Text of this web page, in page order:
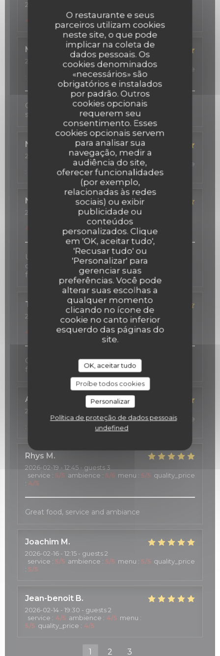
O restaurante e seus
parceiros utilizam cookies
neste site, o que pode
implicar na coleta de
dados pessoais. Os
cookies denominados
«necessários» são
obrigatórios e instalados
por padrão. Outros
cookies opcionais
requerem seu
consentimento. Esses
cookies opcionais servem
para analisar sua
navegação, medir a
audiência do site,
oferecer funcionalidades
(por exemplo,
relacionadas às redes
sociais) ou exibir
publicidade ou
conteúdos
personalizados. Clique
em 'OK, aceitar tudo',
'Recusar tudo' ou
'Personalizar' para
gerenciar suas
preferências. Você pode
alterar suas escolhas a
qualquer momento
clicando no ícone de
cookie no canto inferior
esquerdo das páginas do
site.
OK, aceitar tudo
Proíbe todos cookies
Personalizar
Política de proteção de dados pessoais
undefined
2026-03-20
ambience :5/5 menu:
4
quality_price:5/5
Michelle
2026-03-12
- 19:00 - guests 2
/5 ambience:5/5 menu: 5/5 quality_price
:
Cadre très agréable, beau décor, cuisine fine,
service professionnel et sympathique!
Nadeen
2026-02-24
- 19:30 - guests 4
ambience:5/5 menu:5/5
quality_price
:
Nathalie
2026-02-06
- 21:00 - guests 2
ambience:5/5 menu
4
quality_price:4/5
Une carte des vins d'exception, une cuisine
délicate inspirée au gré des saisons, et une salle
fort agréable.
TOSHIE
2026-02-23
- 19:00 - guests 2
/5 ambience: 5/5 menu:
4
quality_price:5/5
Good services, cozy atmosphere, and excellent
food.
Alwin
2026-02-21
service:5/5 ambience:5/5 menu:5/5 quality_price
:
Rhys M
2026-02-19 - 12:45 - guests 3
service : 5/5 ambience : 5/5 menu : 5/5 quality_price
: 4/5
Great food, service and ambiance
Joachim M
2026-02-16 - 12:15 - guests 2
service : 5/5 ambience : 5/5 menu : 5/5 quality_price
: 5/5
Jean-benoit B
2026-02-14 - 19:30 - guests 2
service : 4/5 ambience : 4/5 menu :
5/5 quality_price : 4/5
1 2 3